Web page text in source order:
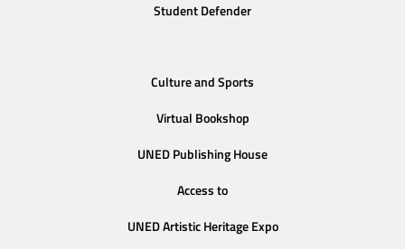
Student Defender
Culture and Sports
Virtual Bookshop
UNED Publishing House
Access to
UNED Artistic Heritage Expo